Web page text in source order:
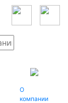
О
компании